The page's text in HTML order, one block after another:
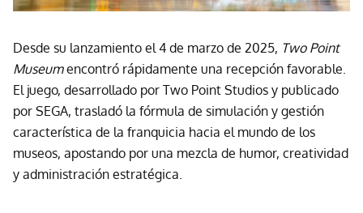
Desde su lanzamiento el 4 de marzo de 2025, Two Point
Museumencontró rápidamente una recepción favorable.
El juego, desarrollado por Two Point Studios y publicado
por SEGA, trasladó la fórmula de simulación y gestión
característica de la franquicia hacia el mundo de los
museos, apostando por una mezcla de humor, creatividad
y administración estratégica.